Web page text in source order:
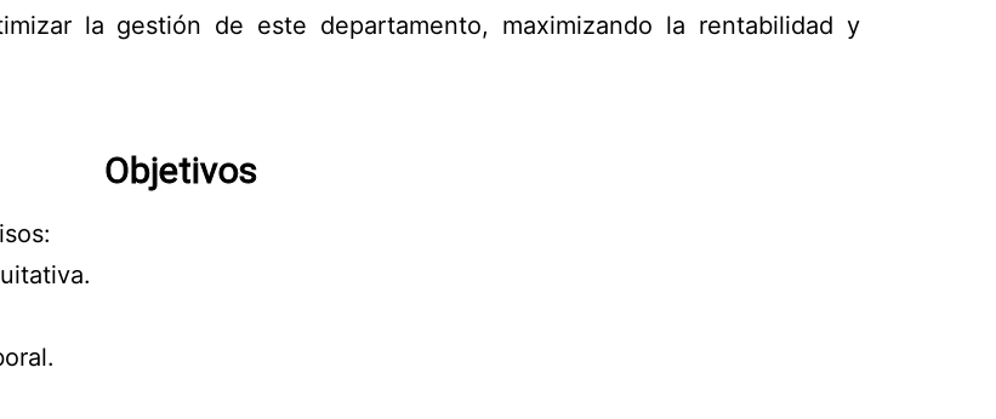
la gestión de este departamento, maximizando la rentabilidad y
Objetivos